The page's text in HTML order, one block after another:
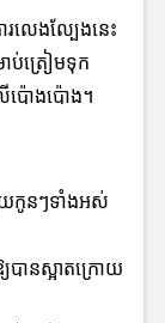
លេងល្បែងនេះ
ប់ត្រៀមទុក
ើប៉ោងប៉ោង។
កូនៗទាំងអស់
បានស្អាតក្រោយ